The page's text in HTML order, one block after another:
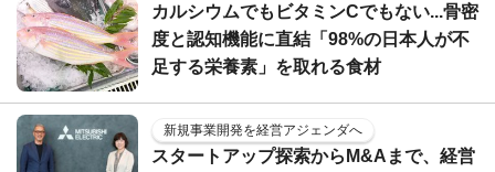
カルシウムでもビタミンCでもない...骨密
度と認知機能に直結「98%の日本人が不
足する栄養素」を取れる食材
新規事業開発を経営アジェンダへ
スタートアップ探索からM&Aまで、経営